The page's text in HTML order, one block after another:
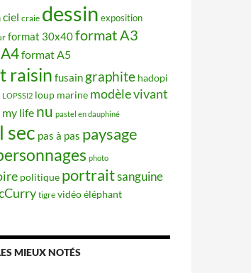
ciel craie dessin exposition
format 30x40format A3
format A5
raisin fusain graphite hadopi
LOPSSI2 loup marine modèle vivant
my life nu pastel en dauphiné
sec pas à pas paysage
photo
politique portraitsanguine
tigre vidéoéléphant
MIEUX NOTÉS